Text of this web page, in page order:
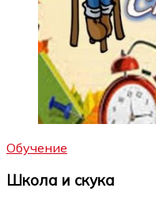
Обучение
Школа и скука